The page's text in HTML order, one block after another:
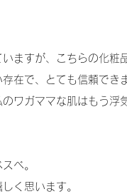
ますが、こちらの化粧
在で、とても信頼でき
ワガママな肌はもう浮
ベ。
く思います。